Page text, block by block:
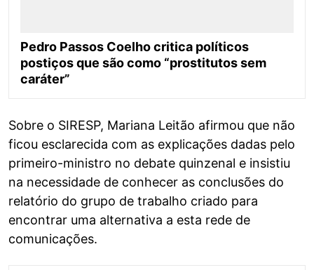
Pedro Passos Coelho critica políticos
postiços que são como “prostitutos sem
caráter”
Sobre o SIRESP, Mariana Leitão afirmou que não
ficou esclarecida com as explicações dadas pelo
primeiro-ministro no debate quinzenal e insistiu
na necessidade de conhecer as conclusões do
relatório do grupo de trabalho criado para
encontrar uma alternativa a esta rede de
comunicações.